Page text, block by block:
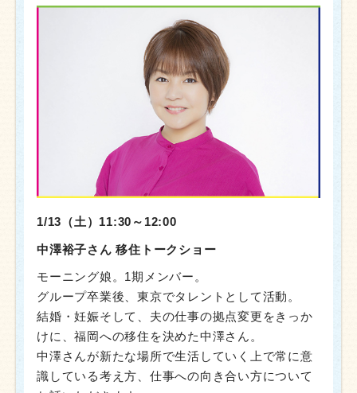
1/13（土）11:30～12:00
中澤裕子さん 移住トークショー
モーニング娘。1期メンバー。
グループ卒業後、東京でタレントとして活動。
結婚・妊娠そして、夫の仕事の拠点変更をきっか
けに、福岡への移住を決めた中澤さん。
中澤さんが新たな場所で生活していく上で常に意
識している考え方、仕事への向き合い方について